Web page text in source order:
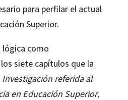
para perfilar el actual
Superior.
lógica como
siete capítulos que la
Investigación referida al
en Educación Superior,